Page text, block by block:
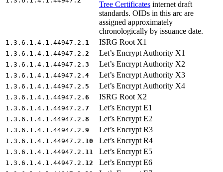
Tree Certificates internet draft
standards. OIDs in this arc are
assigned approximately
chronologically by issuance date.
1.3.6.1.4.1.44947.2. 1 ISRG Root X1
1.3.6.1.4.1.44947.2. 2 Let’s Encrypt Authority X1
1.3.6.1.4.1.44947.2. 3 Let’s Encrypt Authority X2
1.3.6.1.4.1.44947.2. 4 Let’s Encrypt Authority X3
1.3.6.1.4.1.44947.2. 5 Let’s Encrypt Authority X4
1.3.6.1.4.1.44947.2. 6 ISRG Root X2
1.3.6.1.4.1.44947.2. 7 Let’s Encrypt E1
1.3.6.1.4.1.44947.2. 8 Let’s Encrypt E2
1.3.6.1.4.1.44947.2. 9 Let’s Encrypt R3
1.3.6.1.4.1.44947.2. 10 Let’s Encrypt R4
1.3.6.1.4.1.44947.2. 11 Let’s Encrypt E5
1.3.6.1.4.1.44947.2. 12 Let’s Encrypt E6